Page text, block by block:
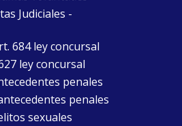
Judiciales -
684 ley concursal
ley concursal
penales
penales
sexuales